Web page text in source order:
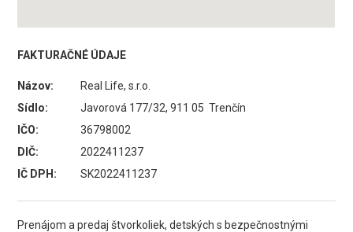
FAKTURAČNÉ ÚDAJE
Názov:
Real Life, s.r.o.
Sídlo:
Javorová 177/32, 911 05 Trenčín
IČO:
36798002
DIČ:
2022411237
IČ DPH:
SK2022411237
Prenájom a predaj štvorkoliek, detských s bezpečnostnými